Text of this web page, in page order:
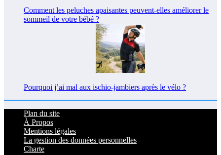
Comment les peluches apaisantes peuvent-elles améliorer le
sommeil de votre bébé ?
Pourquoi j’ai mal aux ischio-jambiers après le vélo ?
Plan du site
À Propos
Mentions légales
La gestion des données personnelles
Charte